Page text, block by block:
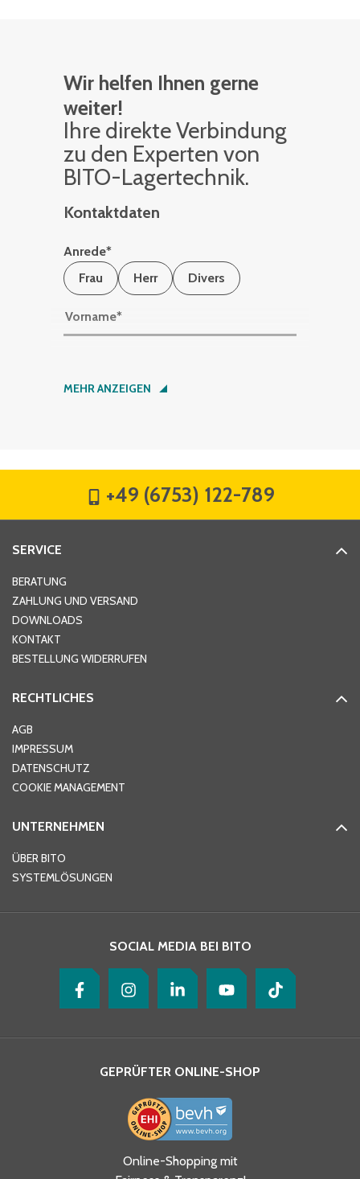
Wir helfen Ihnen gerne
weiter!
Ihre di­rek­te Ver­bin­dung
zu den Ex­per­ten von
BITO-La­ger­tech­nik.
Kontaktdaten
Anrede*
Frau
Herr Divers
Vorname*
Nachname*
Hausnummer
Ort*
Telefon
Ja, ich habe die
Datenschutzhinweise gelesen
MEHR ANZEIGEN
+49 (6753) 122-789
SERVICE
BERATUNG
ZAHLUNG UND VERSAND
DOWNLOADS
KONTAKT
BESTELLUNG WIDERRUFEN
RECHTLICHES
AGB
IMPRESSUM
DATENSCHUTZ
COOKIE MANAGEMENT
UNTERNEHMEN
ÜBER BITO
SYSTEMLÖSUNGEN
SOCIAL MEDIA BEI BITO
GEPRÜFTER ONLINE-SHOP
Online-Shopping mit